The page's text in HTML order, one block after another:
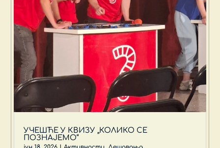
УЧЕШЋЕ У КВИЗУ „КОЛИКО СЕ
ПОЗНАЈЕМО“